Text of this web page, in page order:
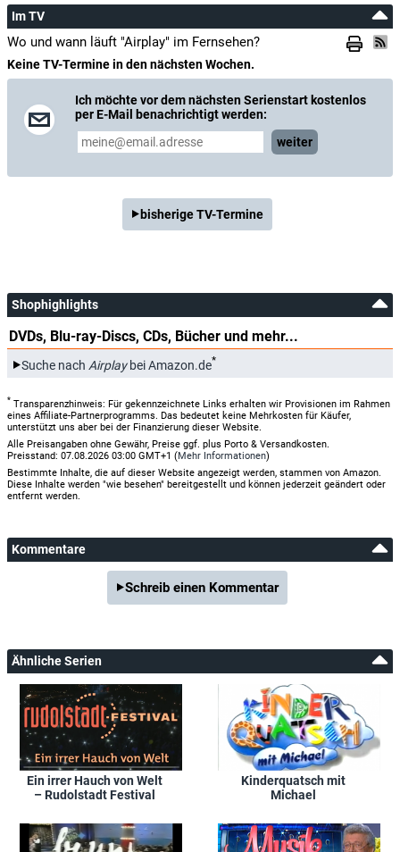
Im TV
Wo und wann läuft "Airplay" im Fernsehen?
Keine TV-Termine in den nächsten Wochen.
Ich möchte vor dem nächsten Serienstart kostenlos
per E-Mail benachrichtigt werden:
weiter
bisherige TV-Termine
Shophighlights
DVDs, Blu-ray-Discs, CDs, Bücher und mehr...
Suche nach Airplaybei Amazon.de*
* Transparenzhinweis: Für gekennzeichnete Links erhalten wir Provisionen im Rahmen
eines Affiliate-Partnerprogramms. Das bedeutet keine Mehrkosten für Käufer,
unterstützt uns aber bei der Finanzierung dieser Website.
Alle Preisangaben ohne Gewähr, Preise ggf. plus Porto & Versandkosten.
Preisstand: 07.08.2026 03:00 GMT+1 (Mehr Informationen)
Bestimmte Inhalte, die auf dieser Website angezeigt werden, stammen von Amazon.
Diese Inhalte werden "wie besehen" bereitgestellt und können jederzeit geändert oder
entfernt werden.
Kommentare
Schreib einen Kommentar
Ähnliche Serien
Ein irrer Hauch von Welt
– Rudolstadt Festival
Kinderquatsch mit
Michael